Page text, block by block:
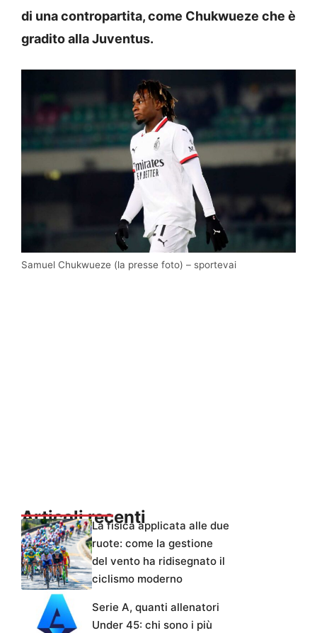
di una contropartita, come Chukwueze che è
gradito alla Juventus.
Samuel Chukwueze (la presse foto) – sportevai
Articoli recentiLa fisica applicata alle due
ruote: come la gestione
del vento ha ridisegnato il
ciclismo moderno
Serie A, quanti allenatori
Under 45: chi sono i più